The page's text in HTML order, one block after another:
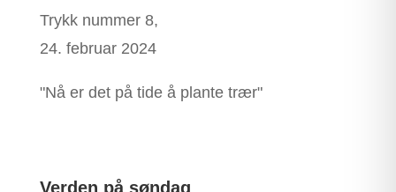
Trykk nummer 8,
24. februar 2024
"Nå er det på tide å plante trær"
Verden på søndag